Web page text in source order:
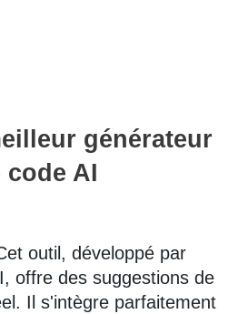
générateur
code AI
outil, développé par
offre des suggestions de
Il s'intègre parfaitement